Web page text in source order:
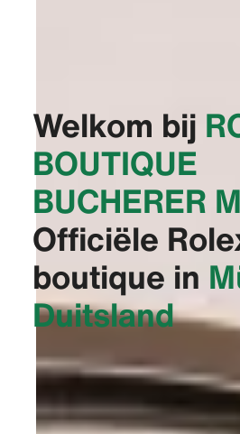
Welkom bij
BOUTIQUE
BUCHERER
Officiële
boutique in
Duitsland